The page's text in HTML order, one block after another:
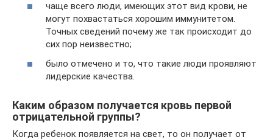
чаще всего люди, имеющих этот вид крови, не
могут похвастаться хорошим иммунитетом.
Точных сведений почему же так происходит до
сих пор неизвестно;
было отмечено и то, что такие люди проявляют
лидерские качества.
Каким образом получается кровь первой
отрицательной группы?
Когда ребенок появляется на свет, то он получает от